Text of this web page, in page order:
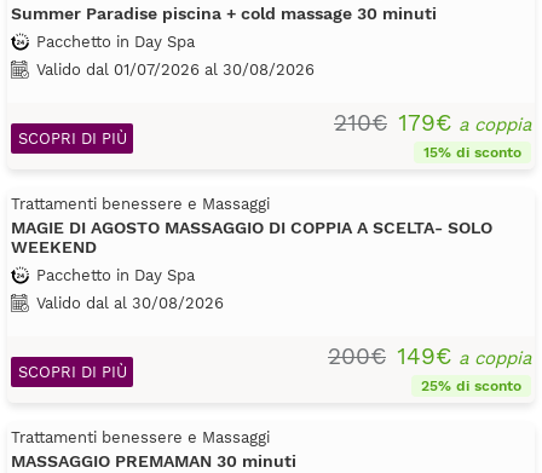
Summer Paradise piscina + cold massage 30 minuti
Pacchetto in Day Spa
Valido dal 01/07/2026 al 30/08/2026
210€ 179€ a coppia
15% di sconto
SCOPRI DI PIÙ
Trattamenti benessere e Massaggi
MAGIE DI AGOSTO MASSAGGIO DI COPPIA A SCELTA- SOLO
WEEKEND
Pacchetto in Day Spa
Valido dal al 30/08/2026
200€ 149€ a coppia
25% di sconto
SCOPRI DI PIÙ
Trattamenti benessere e Massaggi
MASSAGGIO PREMAMAN 30 minuti